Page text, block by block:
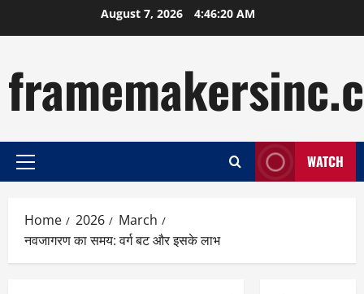
August 7, 2026 4:46:21 AM
Primary
WATCH
Home 2026
March
नवजागरण का समय: वर्ग बट और इसके लाभ